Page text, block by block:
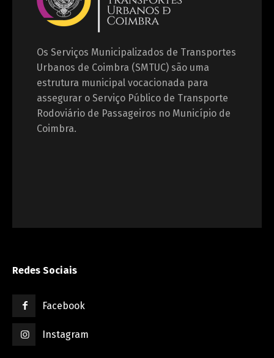
Os Serviços Municipalizados de Transportes
Urbanos de Coimbra (SMTUC) são uma
estrutura municipal vocacionada para
assegurar o Serviço Público de Transporte
Rodoviário de Passageiros no Município de
Coimbra.
Redes Sociais
Facebook
Instagram